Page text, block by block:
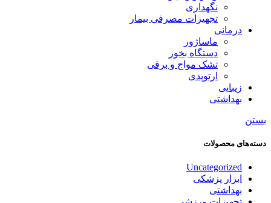
نگهداری
تجهیزات مصرفی بیمار
درمانی
ماساژور
دستگاه بخور
تشک مواج و برقی
ارتوپدی
زیبایی
بهداشتی
بستن
دسته‌های محصولات
Uncategorized
ابزار پزشکی
بهداشتی